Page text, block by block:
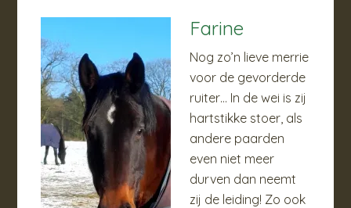
Farine
Nog zo’n lieve merrie
voor de gevorderde
ruiter… In de wei is zij
hartstikke stoer, als
andere paarden
even niet meer
durven dan neemt
zij de leiding! Zo ook